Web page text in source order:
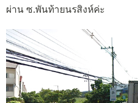
ผ่าน ซ.พันท้ายนรสิงห์ค่ะ